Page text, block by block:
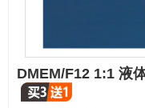
DMEM/F12 1:1 液